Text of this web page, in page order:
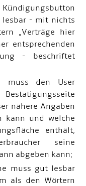
lesbar - mit nichts
„Verträge hier
entsprechenden
- beschriftet
muss den User
nähere Angaben
kann und welche
enthält,
seine
abgeben kann;
muss gut lesbar
als den Wörtern